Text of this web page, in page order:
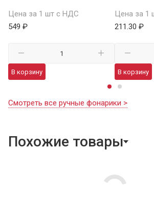
Цена за 1 шт с НДС
549 ₽
В корзину
Цена за 1
211.30 ₽
В корзину
Смотреть все ручные фонарики >
Похожие товары